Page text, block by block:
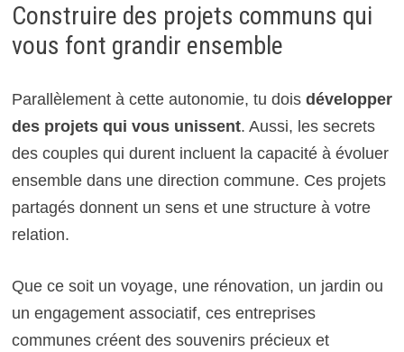
Construire des projets communs qui
vous font grandir ensemble
Parallèlement à cette autonomie, tu dois développer
des projets qui vous unissent. Aussi, les secrets
des couples qui durent incluent la capacité à évoluer
ensemble dans une direction commune. Ces projets
partagés donnent un sens et une structure à votre
relation.
Que ce soit un voyage, une rénovation, un jardin ou
un engagement associatif, ces entreprises
communes créent des souvenirs précieux et